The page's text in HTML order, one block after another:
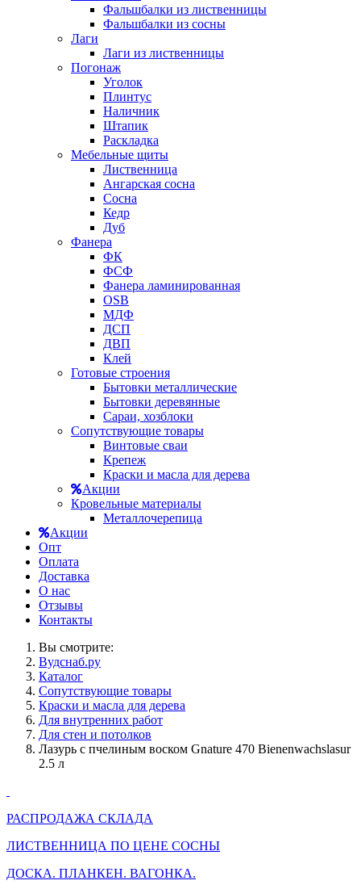
Фальшбалки из лиственницы
Фальшбалки из сосны
Лаги
Лаги из лиственницы
Погонаж
Уголок
Плинтус
Наличник
Штапик
Раскладка
Мебельные щиты
Лиственница
Ангарская сосна
Сосна
Кедр
Дуб
Фанера
ФК
ФСФ
Фанера ламинированная
OSB
МДФ
ДСП
ДВП
Клей
Готовые строения
Бытовки металлические
Бытовки деревянные
Сараи, хозблоки
Сопутствующие товары
Винтовые сваи
Крепеж
Краски и масла для дерева
Акции
Кровельные материалы
Металлочерепица
Акции
Опт
Оплата
Доставка
О нас
Отзывы
Контакты
Вы смотрите:
Вудснаб.ру
Каталог
Сопутствующие товары
Краски и масла для дерева
Для внутренних работ
Для стен и потолков
Лазурь с пчелиным воском Gnature 470 Bienenwachslasur
2.5 л
РАСПРОДАЖА СКЛАДА
ЛИСТВЕННИЦА ПО ЦЕНЕ СОСНЫ
ДОСКА. ПЛАНКЕН. ВАГОНКА.